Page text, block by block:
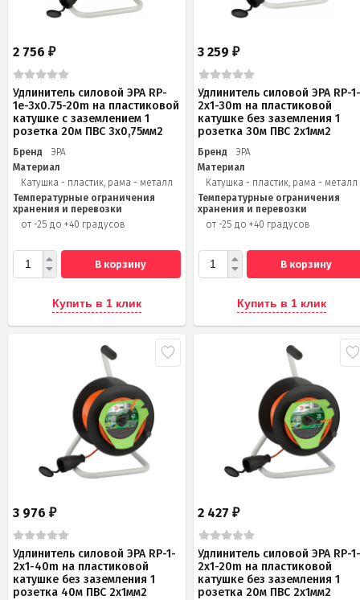
2 756 ₽
Удлинитель силовой ЭРА RP-
1e-3х0.75-20m на пластиковой
катушке c заземлением 1
розетка 20м ПВС 3х0,75мм2
Бренд
ЭРА
Материал
Катушка - пластик, рама - металл
Температурные ограничения
хранения и перевозки
от -25 до +40 градусов
В корзину
Купить в 1 клик
3 259₽
Удлинитель силовой ЭРА RP-
2x1-30m на пластиковой
катушке без заземления 1
розетка 30м ПВС 2x1мм2
Бренд
ЭРА
Материал
Катушка - пластик, рама - металл
Температурные ограничения
хранения и перевозки
от -25 до +40 градусов
В корзину
Купить в 1 клик
3 976 ₽
Удлинитель силовой ЭРА RP-1-
2x1-40m на пластиковой
катушке без заземления 1
розетка 40м ПВС 2x1мм2
2 427₽
Удлинитель силовой ЭРА RP-
2x1-20m на пластиковой
катушке без заземления 1
розетка 20м ПВС 2х1мм2